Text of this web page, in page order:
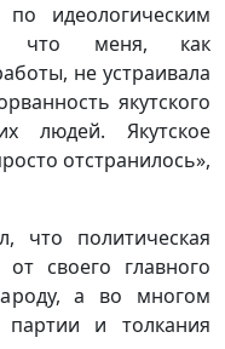
идеологическим
что меня, как
не устраивала
якутского
людей. Якутское
отстранилось»,
что политическая
своего главного
а во многом
партии и толкания